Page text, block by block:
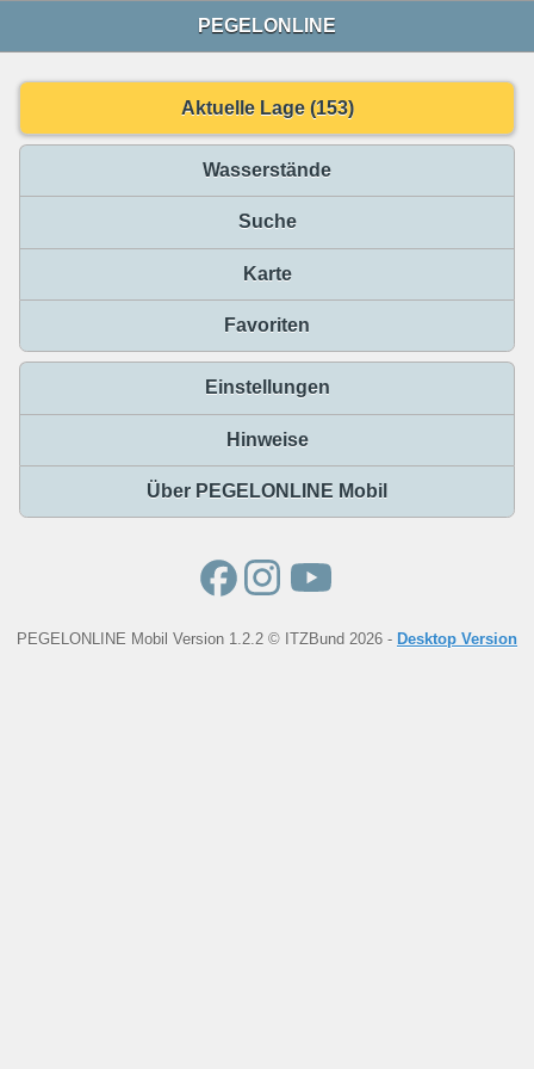
PEGELONLINE
Aktuelle Lage (153)
Wasserstände
Suche
Karte
Favoriten
Einstellungen
Hinweise
Über PEGELONLINE Mobil
PEGELONLINE Mobil Version 1.2.2 © ITZBund 2026 - Desktop Version